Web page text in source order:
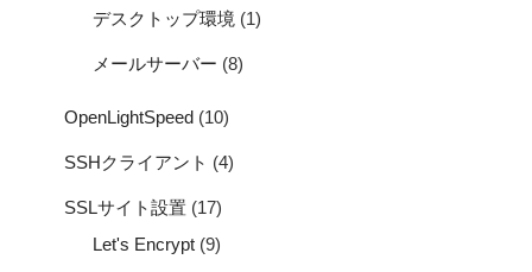
デスクトップ環境 (1)
メールサーバー (8)
OpenLightSpeed (10)
SSHクライアント (4)
SSLサイト設置 (17)
Let's Encrypt (9)